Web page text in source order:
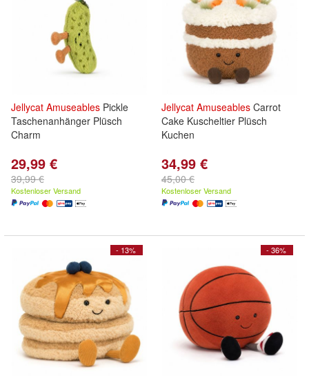
Jellycat Amuseables Pickle
Taschenanhänger Plüsch
Charm
29,99 €
39,99 €
Kostenloser Versand
Jellycat Amuseables Carrot
Cake Kuscheltier Plüsch
Kuchen
34,99 €
45,00 €
Kostenloser Versand
- 13% - 36%